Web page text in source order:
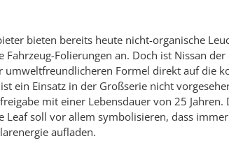
bieten bereits heute nicht-organische
Fahrzeug-Folierungen an. Doch ist Nissan
umweltfreundlicheren Formel direkt auf die
ein Einsatz in der Großserie nicht
mit einer Lebensdauer von 25
Leaf soll vor allem symbolisieren, dass
aufladen.